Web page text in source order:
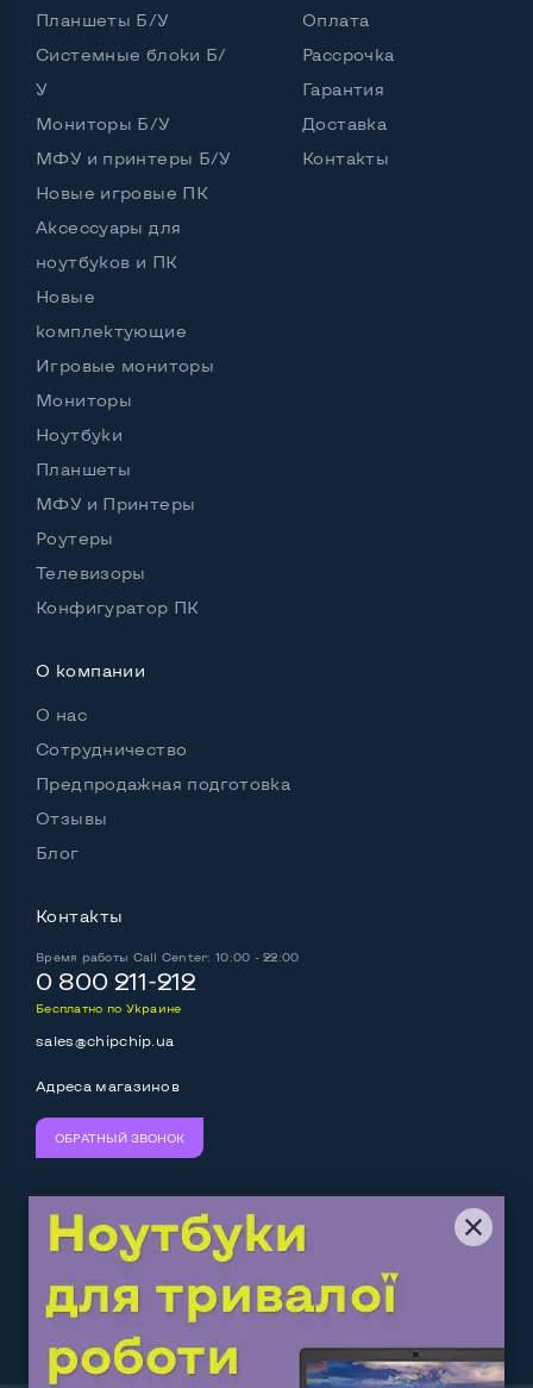
Планшеты Б/У
Системные блоки Б/
У
Мониторы Б/У
МФУ и принтеры Б/У
Новые игровые ПК
Аксессуары для
ноутбуков и ПК
Новые
комплектующие
Игровые мониторы
Мониторы
Ноутбуки
Планшеты
МФУ и Принтеры
Роутеры
Телевизоры
Конфигуратор ПК
Оплата
Рассрочка
Гарантия
Доставка
Контакты
О компании
О нас
Сотрудничество
Предпродажная подготовка
Отзывы
Блог
Контакты
Время работы Call Center: 10:00 - 22:00
0 800 211-212
Бесплатно по Украине
sales@chipchip.ua
Адреса магазинов
ОБРАТНЫЙ ЗВОНОК
Мы принимаем: Следите за нами:
Work.ua
— самий кльовий
наш партнер